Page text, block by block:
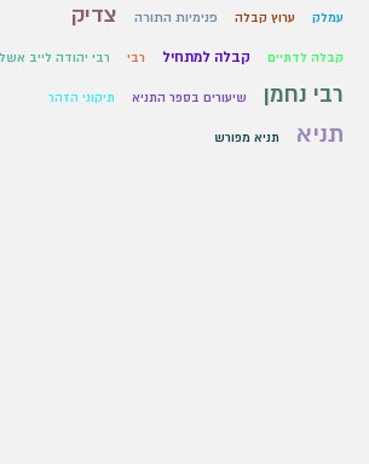
עמלק ערוץ קבלה פנימיות התורה צדיק
קבלה לדתיים קבלה למתחיל רבי רבי יהודה לייב
רבי נחמן שיעורים בספר התניא תיקוני הזהר
תניא תניא מפורש